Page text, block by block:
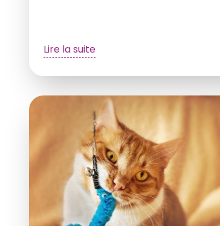
Lire la suite